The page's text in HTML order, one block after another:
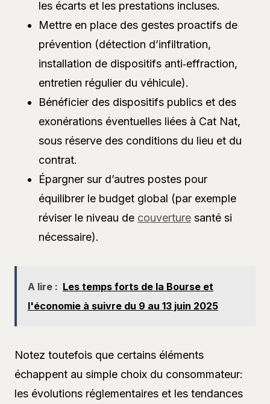
les écarts et les prestations incluses.
Mettre en place des gestes proactifs de
prévention (détection d’infiltration,
installation de dispositifs anti‑effraction,
entretien régulier du véhicule).
Bénéficier des dispositifs publics et des
exonérations éventuelles liées à Cat Nat,
sous réserve des conditions du lieu et du
contrat.
Épargner sur d’autres postes pour
équilibrer le budget global (par exemple
réviser le niveau de couverture santé si
nécessaire).
A lire : Les temps forts de la Bourse et
l'économie à suivre du 9 au 13 juin 2025
Notez toutefois que certains éléments
échappent au simple choix du consommateur:
les évolutions réglementaires et les tendances